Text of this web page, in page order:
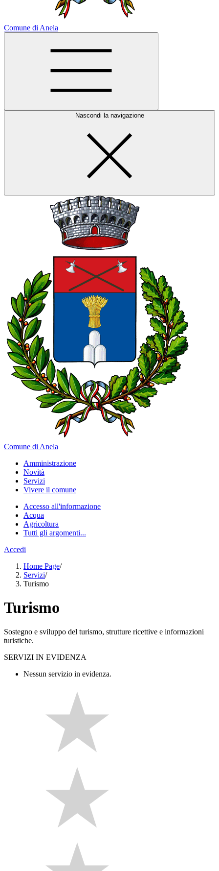
Comune di Anela
Nascondi la navigazione
Comune di Anela
Amministrazione
Novità
Servizi
Vivere il comune
Accesso all'informazione
Acqua
Agricoltura
Tutti gli argomenti...
Accedi
Home Page/
Servizi/
Turismo
Turismo
Sostegno e sviluppo del turismo, strutture ricettive e informazioni
turistiche.
SERVIZI IN EVIDENZA
Nessun servizio in evidenza.